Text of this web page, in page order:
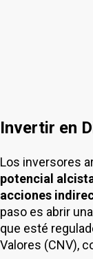
Invertir en
Los inversores
potencial
acciones
paso es abrir
que esté
Valores (CNV),